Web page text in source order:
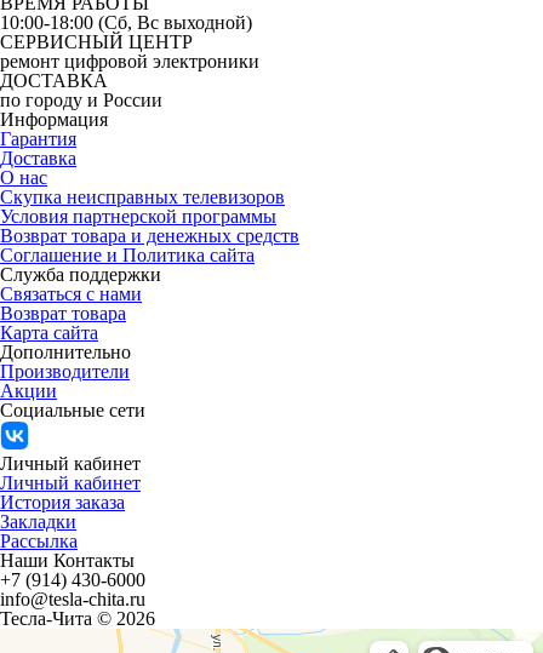
10:00-18:00 (Сб, Вс выходной)
СЕРВИСНЫЙ ЦЕНТР
ремонт цифровой электроники
ДОСТАВКА
по городу и России
Информация
Гарантия
Доставка
О нас
Скупка неисправных телевизоров
Условия партнерской программы
Возврат товара и денежных средств
Соглашение и Политика сайта
Служба поддержки
Связаться с нами
Возврат товара
Карта сайта
Дополнительно
Производители
Акции
Социальные сети
Личный кабинет
Личный кабинет
История заказа
Закладки
Рассылка
Наши Контакты
+7 (914) 430-6000
info@tesla-chita.ru
Тесла-Чита © 2026